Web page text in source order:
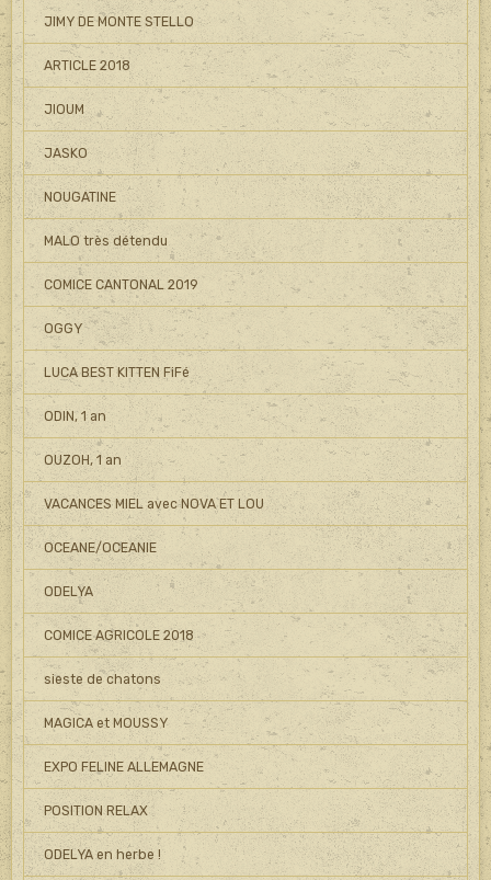
JIMY DE MONTE STELLO
ARTICLE 2018
JIOUM
JASKO
NOUGATINE
MALO très détendu
COMICE CANTONAL 2019
OGGY
LUCA BEST KITTEN FiFé
ODIN, 1 an
OUZOH, 1 an
VACANCES MIEL avec NOVA ET LOU
OCEANE/OCEANIE
ODELYA
COMICE AGRICOLE 2018
sieste de chatons
MAGICA et MOUSSY
EXPO FELINE ALLEMAGNE
POSITION RELAX
ODELYA en herbe !